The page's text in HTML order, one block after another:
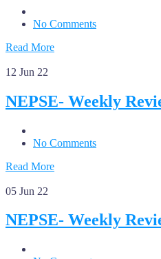
No Comments
Read More
12 Jun 22
NEPSE- Weekly
No Comments
Read More
05 Jun 22
NEPSE- Weekly